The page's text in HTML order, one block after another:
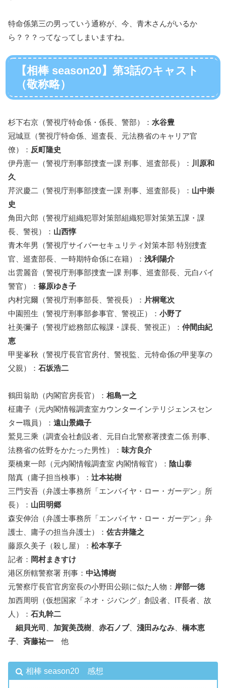
特命係第三の男っていう通称が、今、青木さんがいるか
ら？？？ってなってしまいますね。
【相棒 season20】第3話のキャスト
（敬称略）
杉下右京（警視庁特命係・係長、警部）： 水谷豊
冠城亘（警視庁特命係、巡査長、元法務省のキャリア官
僚）： 反町隆史
伊丹憲一（警視庁刑事部捜査一課 刑事、巡査部長）： 川原和
久
芹沢慶二（警視庁刑事部捜査一課 刑事、巡査部長）： 山中崇
史
角田六郎（警視庁組織犯罪対策部組織犯罪対策第五課・課
長、警視）： 山西惇
青木年男（警視庁サイバーセキュリティ対策本部 特別捜査
官、巡査部長、一時期特命係に在籍）： 浅利陽介
出雲麗音（警視庁刑事部捜査一課 刑事、巡査部長、元白バイ
警官）： 篠原ゆき子
内村完爾（警視庁刑事部長、警視長）： 片桐竜次
中園照生（警視庁刑事部参事官、警視正）： 小野了
社美彌子（警視庁総務部広報課・課長、警視正）： 仲間由紀
恵
甲斐峯秋（警視庁長官官房付、警視監、元特命係の甲斐享の
父親）： 石坂浩二
鶴田翁助（内閣官房長官）： 相島一之
柾庸子（元内閣情報調査室カウンターインテリジェンスセン
ター職員）： 遠山景織子
鷲見三乘（調査会社創設者、元目白北警察署捜査二係 刑事、
法務省の佐野をかたった男性）： 味方良介
栗橋東一郎（元内閣情報調査室 内閣情報官）： 陰山泰
階真（庸子担当検事）： 辻本祐樹
三門安吾（弁護士事務所「エンパイヤ・ロー・ガーデン」所
長）： 山田明郷
森安伸治（弁護士事務所「エンパイヤ・ロー・ガーデン」弁
護士、庸子の担当弁護士）： 佐古井隆之
藤原久美子（殺し屋）： 松本享子
記者： 岡村まきすけ
港区所轄警察署 刑事： 中込博樹
元警察庁長官官房室長の小野田公顕に似た人物： 岸部一徳
加西周明（仮想国家「ネオ・ジパング」創設者、IT長者、故
人）： 石丸幹二
細貝光司
加賀美茂樹 赤石ノブ、 淺田みなみ
橋本恵
子 、斉藤祐一 他
相棒 season20 感想